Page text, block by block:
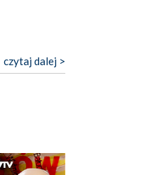
czytaj dalej >